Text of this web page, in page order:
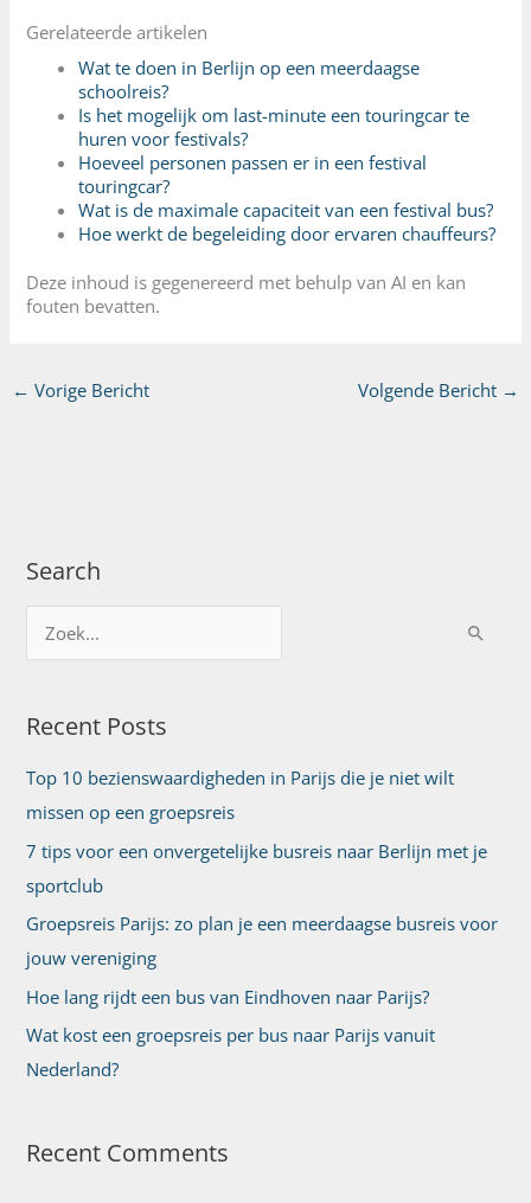
Gerelateerde artikelen
Wat te doen in Berlijn op een meerdaagse
schoolreis?
Is het mogelijk om last-minute een touringcar te
huren voor festivals?
Hoeveel personen passen er in een festival
touringcar?
Wat is de maximale capaciteit van een festival bus?
Hoe werkt de begeleiding door ervaren chauffeurs?
Deze inhoud is gegenereerd met behulp van AI en kan
fouten bevatten.
← Vorige Bericht Volgende Bericht →
Search
o
k
r
:
Recent Posts
Top 10 bezienswaardigheden in Parijs die je niet wilt
missen op een groepsreis
7 tips voor een onvergetelijke busreis naar Berlijn met je
sportclub
Groepsreis Parijs: zo plan je een meerdaagse busreis voor
jouw vereniging
Hoe lang rijdt een bus van Eindhoven naar Parijs?
Wat kost een groepsreis per bus naar Parijs vanuit
Nederland?
Recent Comments